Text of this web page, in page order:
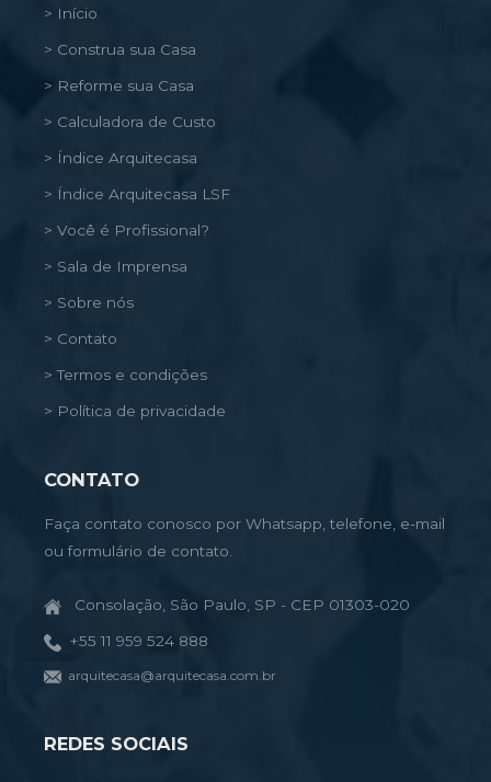
> Início
> Construa sua Casa
> Reforme sua Casa
> Calculadora de Custo
> Índice Arquitecasa
> Índice Arquitecasa LSF
> Você é Profissional?
> Sala de Imprensa
> Sobre nós
> Contato
> Termos e condições
> Política de privacidade
CONTATO
Faça contato conosco por Whatsapp, telefone, e-mail
ou formulário de contato.
Consolação, São Paulo, SP - CEP 01303-020
+55 11 959 524 888
arquitecasa@arquitecasa.com.br
REDES SOCIAIS